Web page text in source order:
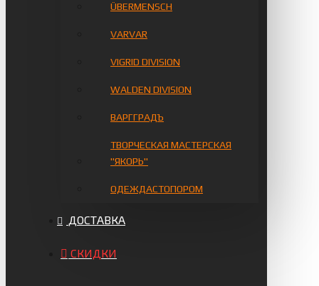
ÜBERMENSCH
VARVAR
VIGRID DIVISION
WALDEN DIVISION
ВАРГГРАДЪ
ТВОРЧЕСКАЯ МАСТЕРСКАЯ
"ЯКОРЬ"
ОДЕЖДАСТОПОРОМ
ДОСТАВКА
СКИДКИ